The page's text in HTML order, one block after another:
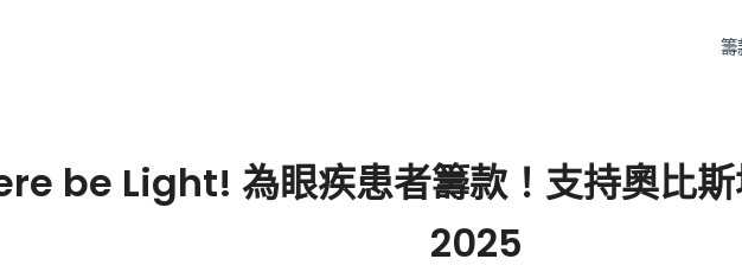
籌
be Light! 為眼疾患者籌款！支持奧比
2025